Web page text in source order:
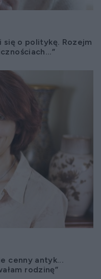
się o politykę. Rozejm
cenny antyk...
rodzinę”